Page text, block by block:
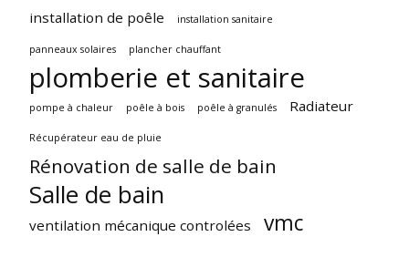
installation de poêle installation sanitaire
panneaux solaires plancher chauffant
plomberie et sanitaire
pompe à chaleur poêle à bois poêle à granulés Radiateur
Récupérateur eau de pluie
Rénovation de salle de bain
Salle de bain
ventilation mécanique controlées vmc